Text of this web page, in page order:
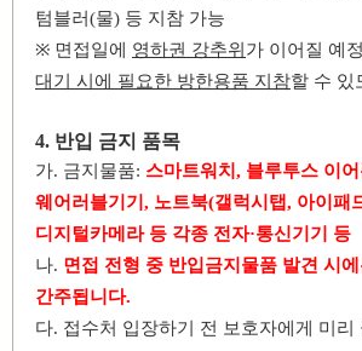
텀블러(물) 등 지참 가능
※ 면접일에 영하권 강추위 가 이어질 예
대기 시에 필요한 방한용품 지참할 수 있
4. 반입 금지 품목
가. 금지물품: 스마트워치 , 블루투스 이
웨어러블기기 , 노트북(갤럭시탭, 아이패
디지털카메라 등 각종 전자·통신기기 등
나. 면접 전형 중 반입금지물품 발견 시
간주됩니다.
다. 접수처 입장하기 전 보호자에게 미리